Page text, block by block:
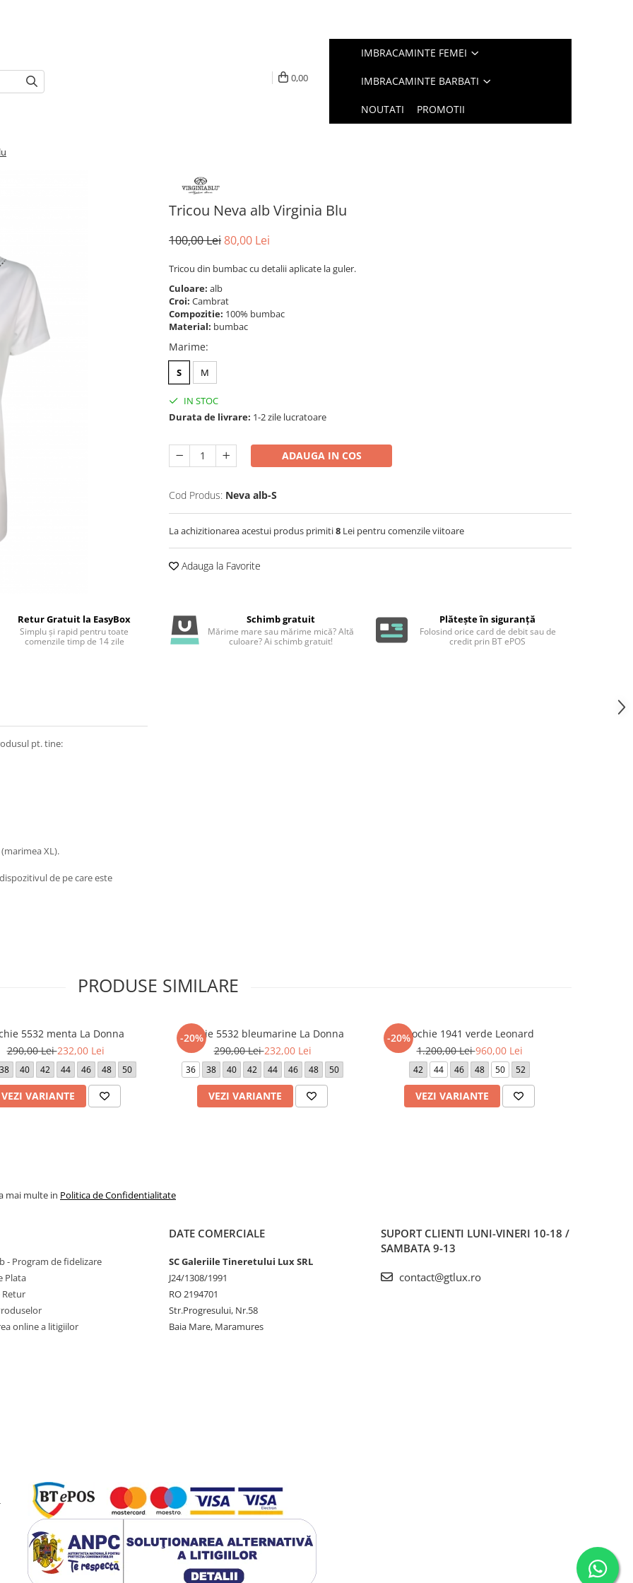
0,00
IMBRACAMINTE FEMEI
IMBRACAMINTE BARBATI
NOUTATI PROMOTII
Tricou Neva alb Virginia Blu
100,00 Lei80,00 Lei
Tricou din bumbac cu detalii aplicate la guler.
Culoare: alb
Croi: Cambrat
Compozitie: 100% bumbac
Material: bumbac
Marime:
S M
IN STOC
Durata de livrare: 1-2 zile lucratoare
ADAUGA IN COS
Cod Produs: Neva alb-S
La achizitionarea acestui produs primiti8 Lei pentru comenzile viitoare
Adauga la Favorite
Retur Gratuit la EasyBox
Simplu și rapid pentru toate
comenzile timp de 14 zile
Schimb gratuit
Mărime mare sau mărime mică? Altă
culoare? Ai schimb gratuit!
Plătește în siguranță
Folosind orice card de debit sau de
credit prin BT ePOS
pt. tine:
XL).
de pe care este
PRODUSE SIMILARE
5532 menta La Donna
290,00 Lei232,00 Lei
38 40 42 44 46 48 50
VEZI VARIANTE
-20%
Rochie 5532 bleumarine La Donna
290,00 Lei232,00 Lei
36 38 40 42 44 46 48 50
VEZI VARIANTE
-20%Rochie 1941 verde Leonard
1.200,00 Lei960,00 Lei
42 44 46 48 50 52
VEZI VARIANTE
mai multe in Politica de Confidentialitate
- Program de fidelizare
Plata
Retur
online a litigiilor
DATE COMERCIALE
SC Galeriile Tineretului Lux SRL
J24/1308/1991
RO 2194701
Str.Progresului, Nr.58
Baia Mare, Maramures
SUPORT CLIENTI LUNI-VINERI 10-18 /
SAMBATA 9-13
contact@gtlux.ro